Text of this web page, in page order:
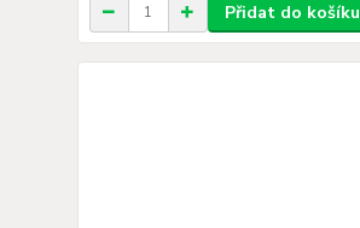
Přidat do košíku